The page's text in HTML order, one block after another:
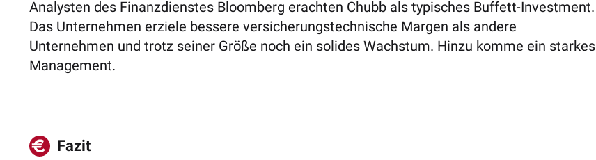
Analysten des Finanzdienstes Bloomberg erachten Chubb als typisches Buffett-Investment.
Das Unternehmen erziele bessere versicherungstechnische Margen als andere
Unternehmen und trotz seiner Größe noch ein solides Wachstum. Hinzu komme ein starkes
Management.
Fazit